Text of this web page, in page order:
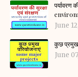
June
कुछ प्रमुख
June